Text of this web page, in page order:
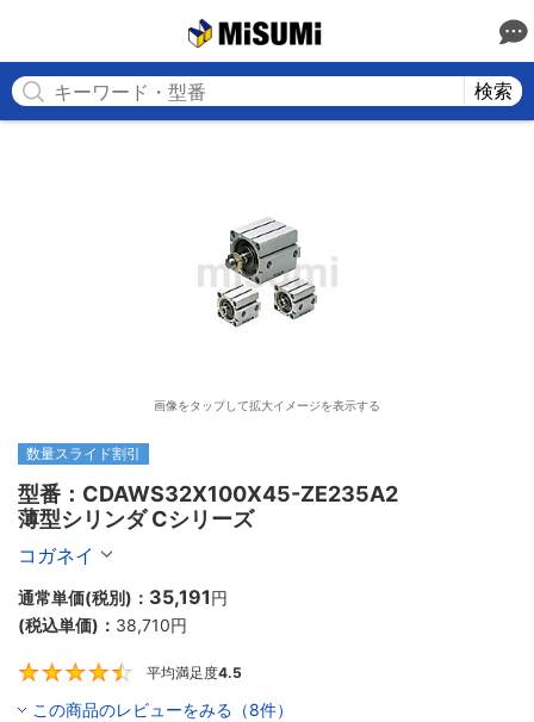
検索
画像をタップして拡大イメージを表示する
数量スライド割引
型番：CDAWS32X100X45-ZE235A2
薄型シリンダ Cシリーズ
コガネイ
通常単価(税別)： 35,191円
(税込単価)： 38,710円
平均満足度4.5
この商品のレビューをみる（8件）